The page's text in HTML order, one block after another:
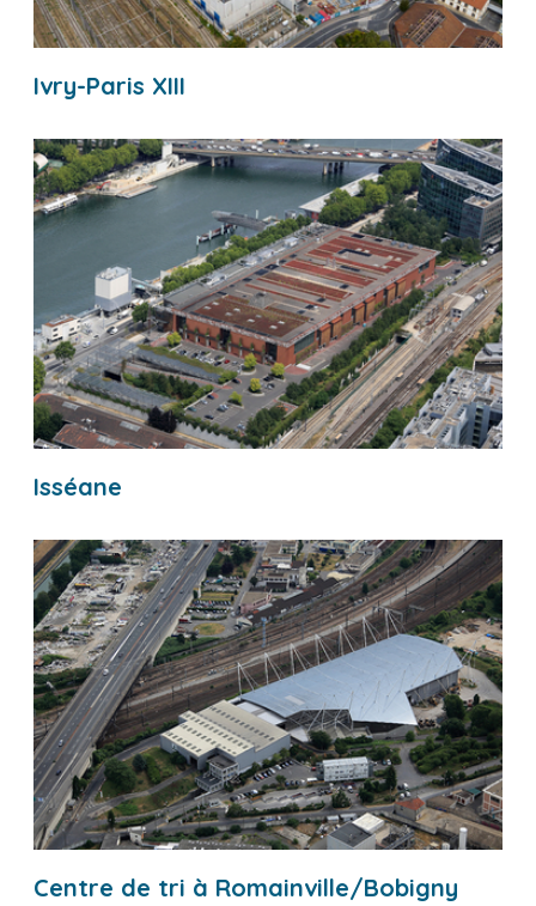
Ivry-Paris XIII
Isséane
Centre de tri à Romainville/Bobigny